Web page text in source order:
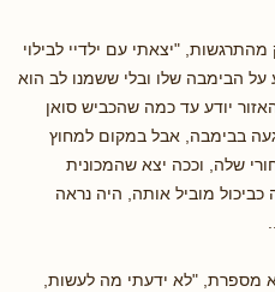
"יצאתי עם ילדיי לבילוי
על הבימבה שלו ובלי ששמנו לב הוא
יודע עד כמה שהכביש סואן
בבימבה, אבל במקום למחוץ
שלה, וככה יצא שהמכונית
מוביל אותה, היה נראה
מספרת, "לא ידעתי מה לעשות,